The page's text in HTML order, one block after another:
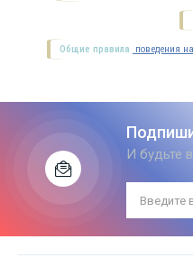
Общие правила поведения
И будьте